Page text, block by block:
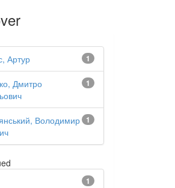
1
Артур
1
Дмитро
1
Володимир
1